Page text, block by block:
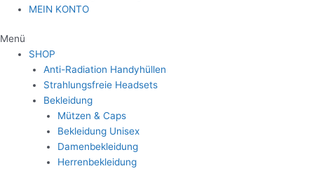
MEIN KONTO
Menü
SHOP
Anti-Radiation Handyhüllen
Strahlungsfreie Headsets
Bekleidung
Mützen & Caps
Bekleidung Unisex
Damenbekleidung
Herrenbekleidung